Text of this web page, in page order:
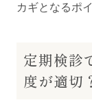
カギとなるポ
定期検診
度が適切